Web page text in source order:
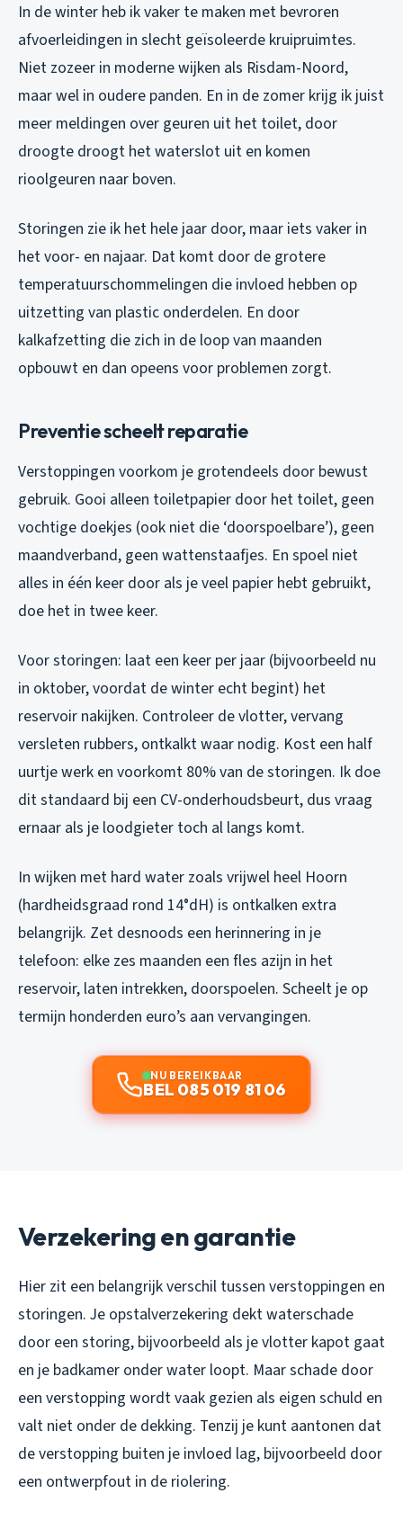
In de winter heb ik vaker te maken met bevroren
afvoerleidingen in slecht geïsoleerde kruipruimtes.
Niet zozeer in moderne wijken als Risdam-Noord,
maar wel in oudere panden. En in de zomer krijg ik juist
meer meldingen over geuren uit het toilet, door
droogte droogt het waterslot uit en komen
rioolgeuren naar boven.
Storingen zie ik het hele jaar door, maar iets vaker in
het voor- en najaar. Dat komt door de grotere
temperatuurschommelingen die invloed hebben op
uitzetting van plastic onderdelen. En door
kalkafzetting die zich in de loop van maanden
opbouwt en dan opeens voor problemen zorgt.
Preventie scheelt reparatie
Verstoppingen voorkom je grotendeels door bewust
gebruik. Gooi alleen toiletpapier door het toilet, geen
vochtige doekjes (ook niet die ‘doorspoelbare’), geen
maandverband, geen wattenstaafjes. En spoel niet
alles in één keer door als je veel papier hebt gebruikt,
doe het in twee keer.
Voor storingen: laat een keer per jaar (bijvoorbeeld nu
in oktober, voordat de winter echt begint) het
reservoir nakijken. Controleer de vlotter, vervang
versleten rubbers, ontkalkt waar nodig. Kost een half
uurtje werk en voorkomt 80% van de storingen. Ik doe
dit standaard bij een CV-onderhoudsbeurt, dus vraag
ernaar als je loodgieter toch al langs komt.
In wijken met hard water zoals vrijwel heel Hoorn
(hardheidsgraad rond 14°dH) is ontkalken extra
belangrijk. Zet desnoods een herinnering in je
telefoon: elke zes maanden een fles azijn in het
reservoir, laten intrekken, doorspoelen. Scheelt je op
termijn honderden euro’s aan vervangingen.
NU BEREIKBAAR
BEL 085 019 81 06
Verzekering en garantie
Hier zit een belangrijk verschil tussen verstoppingen en
storingen. Je opstalverzekering dekt waterschade
door een storing, bijvoorbeeld als je vlotter kapot gaat
en je badkamer onder water loopt. Maar schade door
een verstopping wordt vaak gezien als eigen schuld en
valt niet onder de dekking. Tenzij je kunt aantonen dat
de verstopping buiten je invloed lag, bijvoorbeeld door
een ontwerpfout in de riolering.